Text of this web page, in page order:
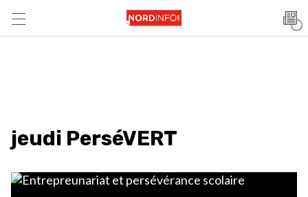
jeudi PerséVERT